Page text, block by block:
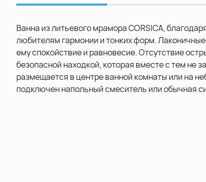
Ванна из литьевого мрамора CORSICA,
любителям гармонии и тонких форм.
ему спокойствие и равновесие. Отсутствие
безопасной находкой, которая вместе с тем не
размещается в центре ванной комнаты или на
подключен напольный смеситель или обычная